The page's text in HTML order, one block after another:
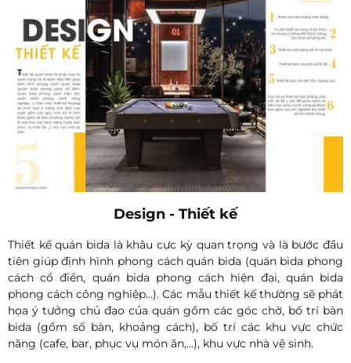
Design - Thiết kế
Thiết kế quán bida là khâu cực kỳ quan trọng và là bước đầu
tiên giúp định hình phong cách quán bida (quán bida phong
cách cổ điển, quán bida phong cách hiện đại, quán bida
phong cách công nghiệp...). Các mẫu thiết kế thường sẽ phát
họa ý tưởng chủ đạo của quán gồm các góc chờ, bố trí bàn
bida (gồm số bàn, khoảng cách), bố trí các khu vực chức
năng (cafe, bar, phục vụ món ăn,...), khu vực nhà vệ sinh.